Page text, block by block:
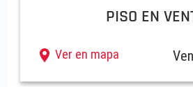
PISO EN
Ver en mapa